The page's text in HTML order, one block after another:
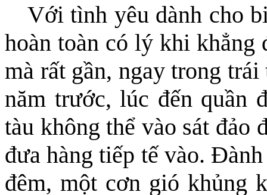
Với tình yêu dành cho
hoàn toàn có lý khi khẳng
mà rất gần, ngay trong
năm trước, lúc đến quần
tàu không thể vào sát đảo
đưa hàng tiếp tế vào.
đêm, một cơn gió khủng